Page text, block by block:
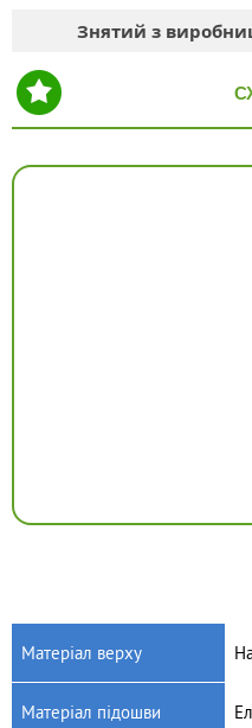
Знятий з
Матеріал верху
Матеріал підошви